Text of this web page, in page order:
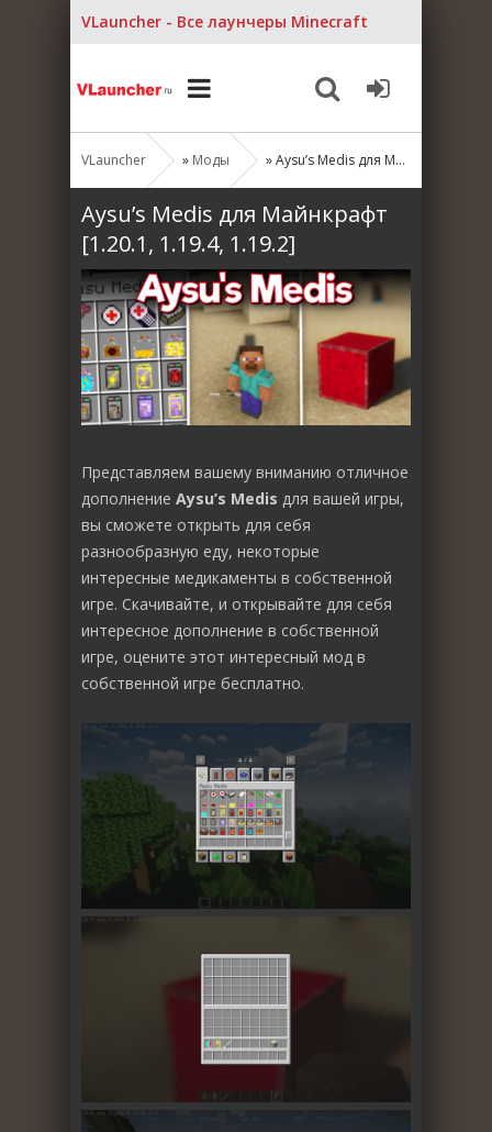
VLauncher - Все лаунчеры Minecraft
VLauncher » Моды » Aysu’s Medis для Майнкрафт [1.20.1, 1.19.4, 1.19.2]
Aysu’s Medis для Майнкрафт
[1.20.1, 1.19.4, 1.19.2]
Представляем вашему вниманию отличное
дополнение Aysu’s Medis для вашей игры,
вы сможете открыть для себя
разнообразную еду, некоторые
интересные медикаменты в собственной
игре. Скачивайте, и открывайте для себя
интересное дополнение в собственной
игре, оцените этот интересный мод в
собственной игре бесплатно.